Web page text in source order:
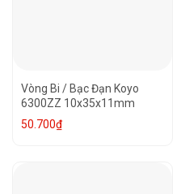
Vòng Bi / Bạc Đạn Koyo
6300ZZ 10x35x11mm
50.700₫